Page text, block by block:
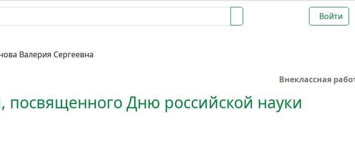
Войти
Валерия Сергеевна
Внеклассная
Дню российской науки